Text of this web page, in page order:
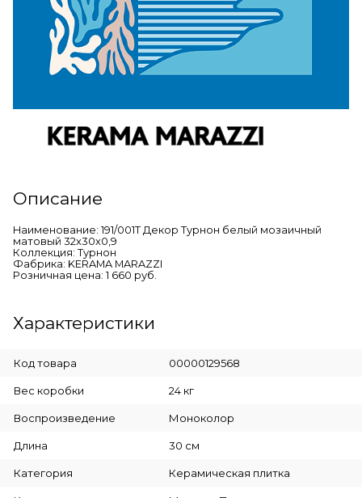
Описание
Наименование: 191/001T Декор Турнон белый мозаичный
матовый 32x30x0,9
Коллекция: Турнон
Фабрика: KERAMA MARAZZI
Розничная цена: 1 660 руб.
Характеристики
Код товара 00000129568
Вес коробки 24 кг
Воспроизведение Моноколор
Длина 30 см
Категория Керамическая плитка